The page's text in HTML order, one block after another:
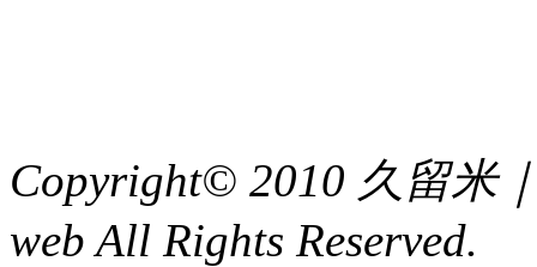
Copyright© 2010 久留米
web All Rights Reserved.